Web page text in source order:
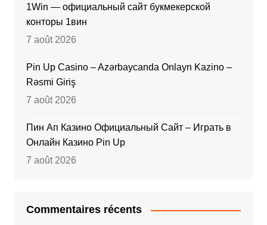
1Win — официальный сайт букмекерской
конторы 1вин
7 août 2026
Pin Up Casino – Azərbaycanda Onlayn Kazino –
Rəsmi Giriş
7 août 2026
Пин Ап Казино Официальный Сайт – Играть в
Онлайн Казино Pin Up
7 août 2026
Commentaires récents